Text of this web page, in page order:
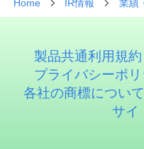
Home IR情報 業績
製品共通利用規約
プライバシーポ
各社の商標について
サイ